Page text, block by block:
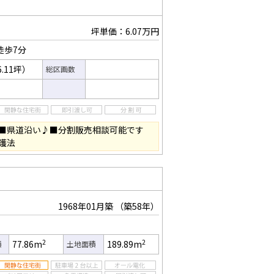
坪単価：6.07万円
歩7分
坪）
総区画数
道沿い♪■分割販売相談可能です
法
1968年01月築 （築58年）
77.86m2 土地面積 189.89m2